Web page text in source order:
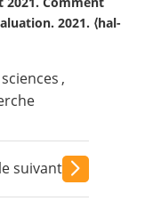
2021. ⟨hal-
,
suivant